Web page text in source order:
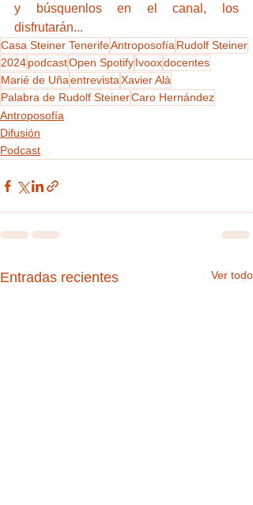
y búsquenlos en el canal, los
disfrutarán...
Casa Steiner TenerifeAntroposofía Rudolf Steiner
2024podcastOpen SpotifyIvooxdocentes
Marié de UñaentrevistaXavier Alà
Palabra de Rudolf SteinerCaro Hernández
Antroposofía
Difusión
Podcast
Entradas recientes Ver todo